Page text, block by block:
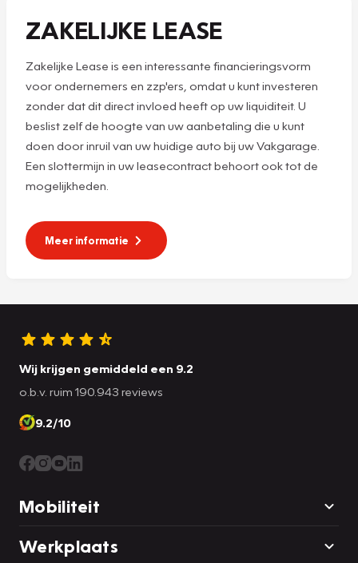
ZAKELIJKE LEASE
Zakelijke Lease is een interessante financieringsvorm
voor ondernemers en zzp'ers, omdat u kunt investeren
zonder dat dit direct invloed heeft op uw liquiditeit. U
beslist zelf de hoogte van uw aanbetaling die u kunt
doen door inruil van uw huidige auto bij uw Vakgarage.
Een slottermijn in uw leasecontract behoort ook tot de
mogelijkheden.
Meer informatie
Wij krijgen gemiddeld een 9.2
o.b.v. ruim 190.943 reviews
9.2/10
Mobiliteit
Werkplaats